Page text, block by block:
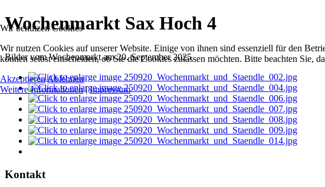
Wochenmarkt Sax Hoch 4
Bilder vom Wochenmarkt am 20. September 2025
Kontakt
Wir benutzen Cookies
Wir nutzen Cookies auf unserer Website. Einige von ihnen sind essenziell für den
können selbst entscheiden, ob Sie die Cookies zulassen möchten. Bitte beachten
AkzeptierenAblehnen
Weitere Informationen|Impressum